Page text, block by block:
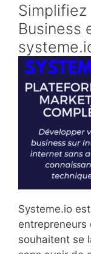
Business
Systeme.io
entrepreneurs
souhaitent se